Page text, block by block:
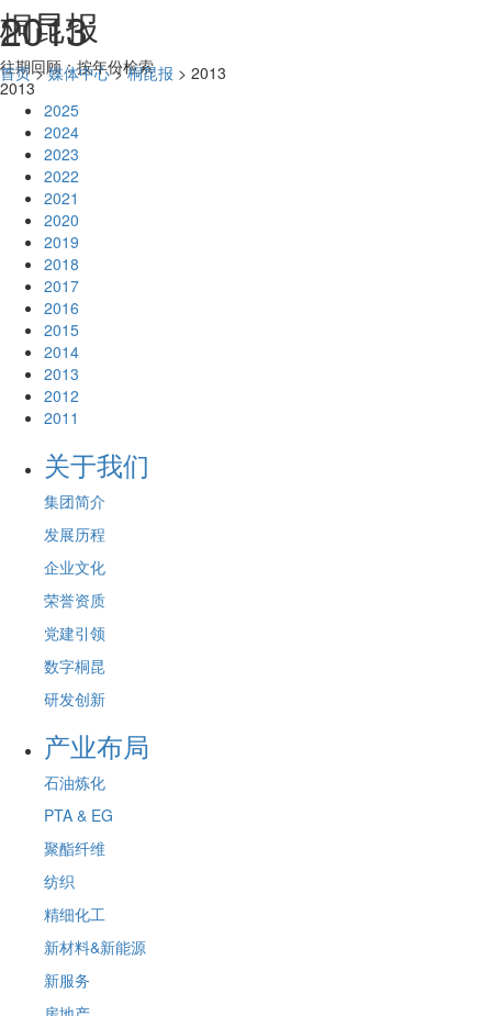
2013
首页>媒体中心>桐昆报 > 2013
桐昆报
往期回顾：按年份检索
2013
2025
2024
2023
2022
2021
2020
2019
2018
2017
2016
2015
2014
2013
2012
2011
关于我们
集团简介
发展历程
企业文化
荣誉资质
党建引领
数字桐昆
研发创新
产业布局
石油炼化
PTA & EG
聚酯纤维
纺织
精细化工
新材料&新能源
新服务